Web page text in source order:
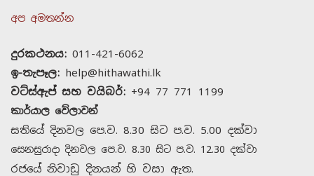
අප අමතන්න
දුරකථනය: 011-421-6062
ඉ-තැපෑල: help@hithawathi.lk
වට්ස්ඇප් සහ වයිබර්: +94 77 771 1199
කාර්යාල වේලාවන්
සතියේ දිනවල පෙ.ව. 8.30 සිට ප.ව. 5.00 දක්වා
සෙනසුරාදා දිනවල පෙ.ව. 8.30 සිට ප.ව. 12.30 දක්වා
රජයේ නිවාඩු දිනයන් හි වසා ඇත.